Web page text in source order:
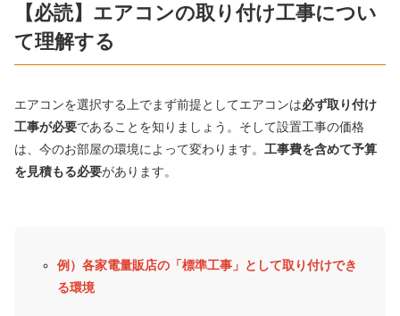
【必読】エアコンの取り付け工事につい
て理解する
エアコンを選択する上でまず前提としてエアコンは必ず取り付け
工事が必要であることを知りましょう。そして設置工事の価格
は、今のお部屋の環境によって変わります。 工事費を含めて予算
を見積もる必要があります。
例）各家電量販店の「標準工事」として取り付けでき
る環境